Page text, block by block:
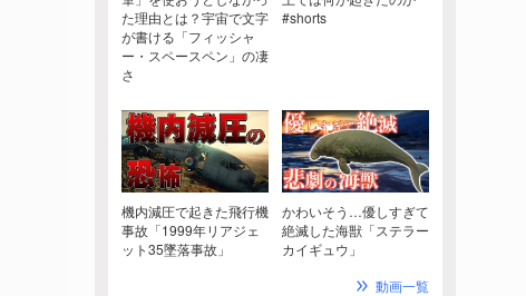
た理由とは？宇宙で文字
が書ける「フィッシャ
ー・スペースペン」の凄
さ
#shorts
機内減圧で起きた飛行機
事故「1999年リアジェ
ット35墜落事故」
かわいそう…優しすぎて
絶滅した海獣「ステラー
カイギュウ」
動画一覧